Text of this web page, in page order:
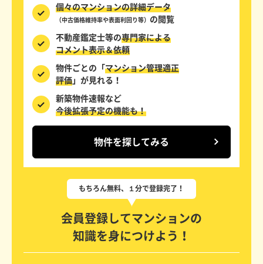
個々のマンションの詳細データ
（中古価格維持率や表面利回り等） の閲覧
不動産鑑定士等の専門家による
コメント表示＆依頼
物件ごとの「マンション管理適正
評価」が見れる！
新築物件速報など
今後拡張予定の機能も！
物件を探してみる
会員登録してマンションの
知識を身につけよう！